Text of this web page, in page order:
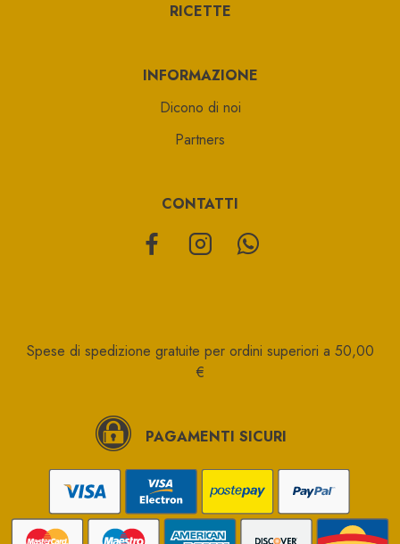
RICETTE
INFORMAZIONE
Dicono di noi
Partners
CONTATTI
Spese di spedizione gratuite per ordini superiori a 50,00
€
PAGAMENTI SICURI